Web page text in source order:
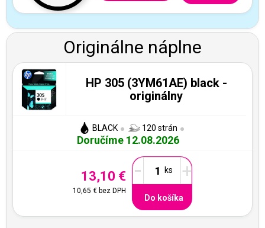
Originálne náplne
HP 305 (3YM61AE) black -
originálny
BLACK 120 strán
Doručíme 12.08.2026
13,10 €
10,65 € bez DPH
- +
Do košíka